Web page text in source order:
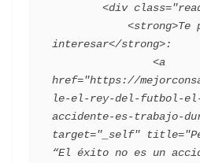
interesar</strong>:
href="https://
le-el-rey-del-futbol-
accidente-es-trabajo-
target="_self"
“El éxito no es un